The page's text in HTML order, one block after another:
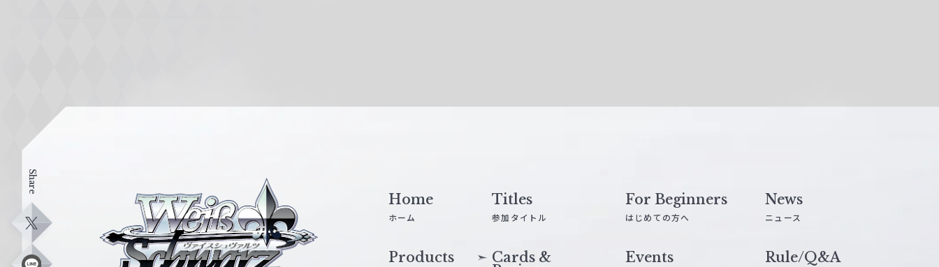
Share
X
ス
Home
ホーム
Titles
参加タイトル
For Beginners
はじめての方へ
News
ニュース
Products Cards & Events Rule/Q&A